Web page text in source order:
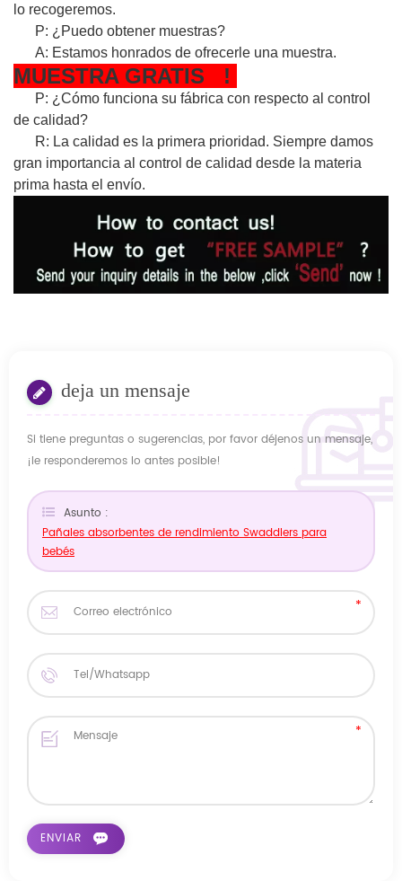
lo recogeremos.
P: ¿Puedo obtener muestras?
A: Estamos honrados de ofrecerle una muestra.
MUESTRA GRATIS !
P: ¿Cómo funciona su fábrica con respecto al control
de calidad?
R: La calidad es la primera prioridad. Siempre damos
gran importancia al control de calidad desde la materia
prima hasta el envío.
deja un mensaje
Si tiene preguntas o sugerencias, por favor déjenos un mensaje,
¡le responderemos lo antes posible!
Asunto :
Pañales absorbentes de rendimiento Swaddlers para
bebés